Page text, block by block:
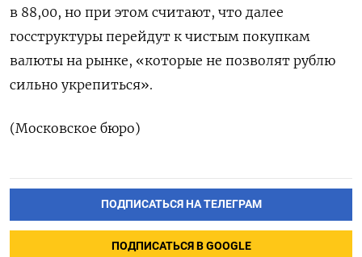
в 88,00, но при этом считают, что далее
госструктуры перейдут к чистым покупкам
валюты на рынке, «которые не позволят рублю
сильно укрепиться».
(Московское бюро)
ПОДПИСАТЬСЯ НА ТЕЛЕГРАМ
ПОДПИСАТЬСЯ В GOOGLE